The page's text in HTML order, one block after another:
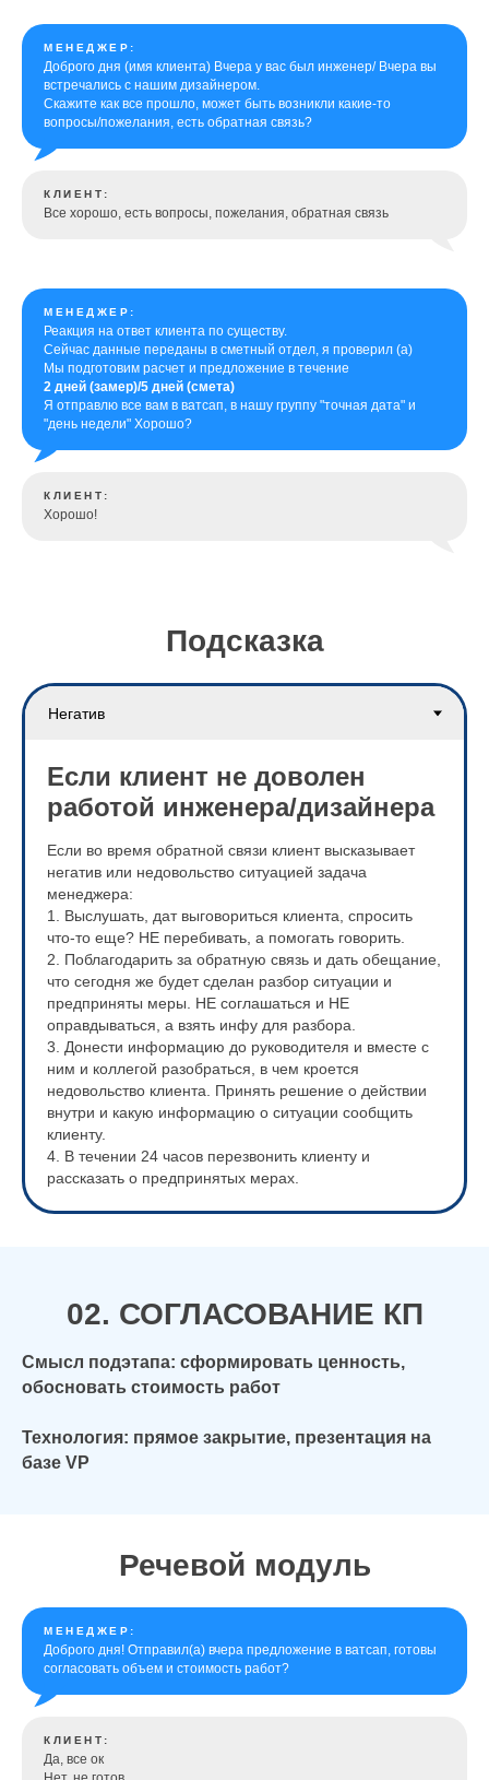
МЕНЕДЖЕР:
Доброго дня (имя клиента) Вчера у вас был инженер/ Вчера вы
встречались с нашим дизайнером.
Скажите как все прошло, может быть возникли какие-то
вопросы/пожелания, есть обратная связь?
КЛИЕНТ:
Все хорошо, есть вопросы, пожелания, обратная связь
МЕНЕДЖЕР:
Реакция на ответ клиента по существу.
Сейчас данные переданы в сметный отдел, я проверил (а)
Мы подготовим расчет и предложение в течение
2 дней (замер)/5 дней (смета)
Я отправлю все вам в ватсап, в нашу группу "точная дата" и
"день недели" Хорошо?
КЛИЕНТ:
Хорошо!
Подсказка
Если клиент не доволен
работой инженера/дизайнера
Если во время обратной связи клиент высказывает
негатив или недовольство ситуацией задача
менеджера:
1. Выслушать, дат выговориться клиента, спросить
что-то еще? НЕ перебивать, а помогать говорить.
2. Поблагодарить за обратную связь и дать обещание,
что сегодня же будет сделан разбор ситуации и
предприняты меры. НЕ соглашаться и НЕ
оправдываться, а взять инфу для разбора.
3. Донести информацию до руководителя и вместе с
ним и коллегой разобраться, в чем кроется
недовольство клиента. Принять решение о действии
внутри и какую информацию о ситуации сообщить
клиенту.
4. В течении 24 часов перезвонить клиенту и
рассказать о предпринятых мерах.
02. СОГЛАСОВАНИЕ КП
Смысл подэтапа: сформировать ценность,
обосновать стоимость работ
Технология: прямое закрытие, презентация на
базе VP
Речевой модуль
МЕНЕДЖЕР:
Доброго дня! Отправил(а) вчера предложение в ватсап, готовы
согласовать объем и стоимость работ?
КЛИЕНТ:
Да, все ок